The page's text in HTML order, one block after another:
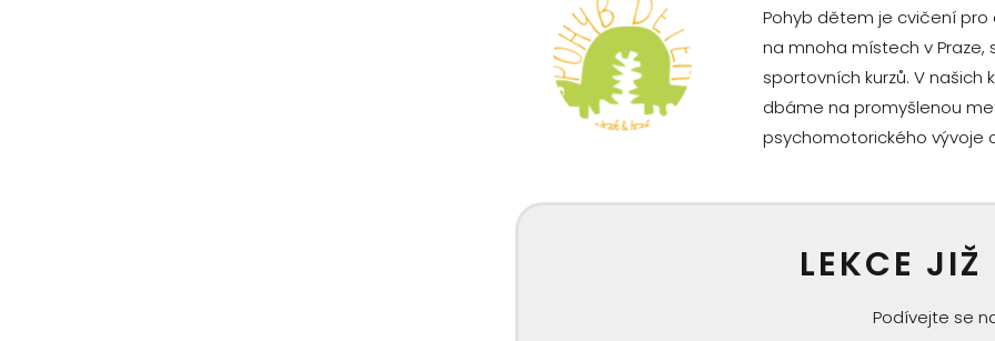
Pohyb dětem je cvičení
na mnoha místech v
sportovních kurzů. V
dbáme na promyšlenou
psychomotorického vývoje
LEKCE JIŽ
Podívejte se